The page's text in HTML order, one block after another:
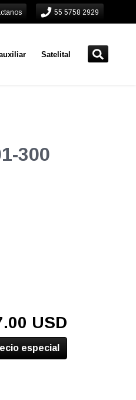
55 5758 2929
Satelital
300
USD
especial